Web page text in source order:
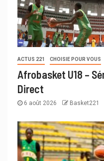
ACTUS 221 CHOISIE POUR VOUS
Afrobasket U18 –
Direct
6 août 2026 Basket221